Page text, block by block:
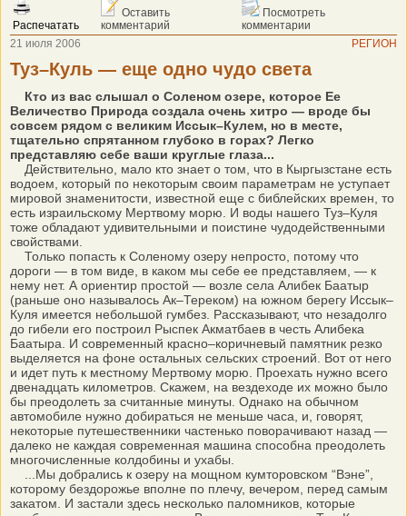
Распечатать
Оставить
комментарий
Посмотреть
комментарии
21 июля 2006
РЕГИОН
Туз–Куль — еще одно чудо света
Кто из вас слышал о Соленом озере, которое Ее
Величество Природа создала очень хитро — вроде бы
совсем рядом с великим Иссык–Кулем, но в месте,
тщательно спрятанном глубоко в горах? Легко
представляю себе ваши круглые глаза...
Действительно, мало кто знает о том, что в Кыргызстане есть
водоем, который по некоторым своим параметрам не уступает
мировой знаменитости, известной еще с библейских времен, то
есть израильскому Мертвому морю. И воды нашего Туз–Куля
тоже обладают удивительными и поистине чудодейственными
свойствами.
Только попасть к Соленому озеру непросто, потому что
дороги — в том виде, в каком мы себе ее представляем, — к
нему нет. А ориентир простой — возле села Алибек Баатыр
(раньше оно называлось Ак–Тереком) на южном берегу Иссык–
Куля имеется небольшой гумбез. Рассказывают, что незадолго
до гибели его построил Рыспек Акматбаев в честь Алибека
Баатыра. И современный красно–коричневый памятник резко
выделяется на фоне остальных сельских строений. Вот от него
и идет путь к местному Мертвому морю. Проехать нужно всего
двенадцать километров. Скажем, на вездеходе их можно было
бы преодолеть за считанные минуты. Однако на обычном
автомобиле нужно добираться не меньше часа, и, говорят,
некоторые путешественники частенько поворачивают назад —
далеко не каждая современная машина способна преодолеть
многочисленные колдобины и ухабы.
...Мы добрались к озеру на мощном кумторовском “Вэне”,
которому бездорожье вполне по плечу, вечером, перед самым
закатом. И застали здесь несколько паломников, которые